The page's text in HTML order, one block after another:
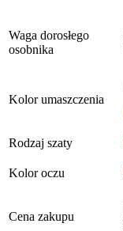
Waga dorosłego
osobnika
Kolor umaszczenia
Rodzaj szaty
Kolor oczu
Cena zakupu